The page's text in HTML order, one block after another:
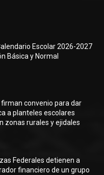
Escolar 2026-2027
Básica y Normal
firman convenio para dar
a planteles escolares
zonas rurales y ejidales
Federales detienen a
financiero de un grupo